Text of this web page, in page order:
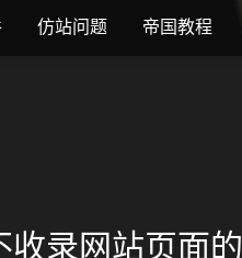
仿站问题 帝国教程
录网站页面